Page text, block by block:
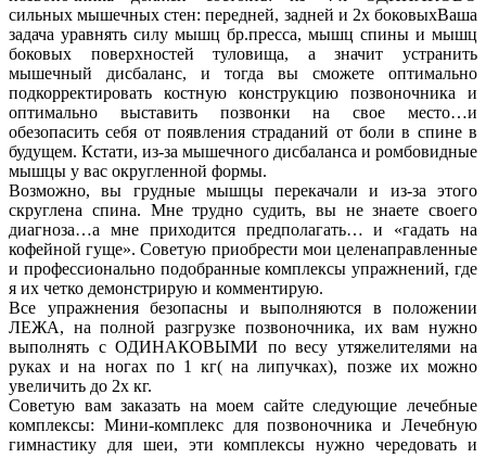
сильных мышечных стен: передней, задней и 2х боковыхВаша
задача уравнять силу мышц бр.пресса, мышц спины и мышц
боковых поверхностей туловища, а значит устранить
мышечный дисбаланс, и тогда вы сможете оптимально
подкорректировать костную конструкцию позвоночника и
оптимально выставить позвонки на свое место…и
обезопасить себя от появления страданий от боли в спине в
будущем. Кстати, из-за мышечного дисбаланса и ромбовидные
мышцы у вас округленной формы.
Возможно, вы грудные мышцы перекачали и из-за этого
скруглена спина. Мне трудно судить, вы не знаете своего
диагноза…а мне приходится предполагать… и «гадать на
кофейной гуще». Советую приобрести мои целенаправленные
и профессионально подобранные комплексы упражнений, где
я их четко демонстрирую и комментирую.
Все упражнения безопасны и выполняются в положении
ЛЕЖА, на полной разгрузке позвоночника, их вам нужно
выполнять с ОДИНАКОВЫМИ по весу утяжелителями на
руках и на ногах по 1 кг( на липучках), позже их можно
увеличить до 2х кг.
Советую вам заказать на моем сайте следующие лечебные
комплексы: Мини-комплекс для позвоночника и Лечебную
гимнастику для шеи, эти комплексы нужно чередовать и